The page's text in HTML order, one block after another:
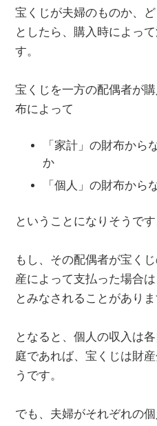
宝くじが夫婦のものか、
としたら、購入時によっ
す。
宝くじを一方の配偶者が
布によって
「家計」の財布から
か
「個人」の財布から
ということになりそうです
もし、その配偶者が宝く
産によって支払った場合
とみなされることがありま
となると、個人の収入は
庭であれば、宝くじは財
うです。
でも、夫婦がそれぞれの